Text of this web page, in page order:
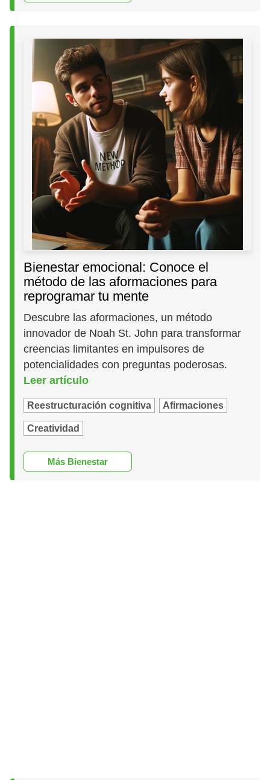
Bienestar emocional: Conoce el
método de las aformaciones para
reprogramar tu mente
Descubre las aformaciones, un método
innovador de Noah St. John para transformar
creencias limitantes en impulsores de
potencialidades con preguntas poderosas.
Leer artículo
Reestructuración cognitiva Afirmaciones
Creatividad
Más Bienestar